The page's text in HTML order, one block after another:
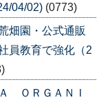
04/02) (0773)
畑園・公式通販
員教育で強化（2
ＯＲＧＡＮＩ